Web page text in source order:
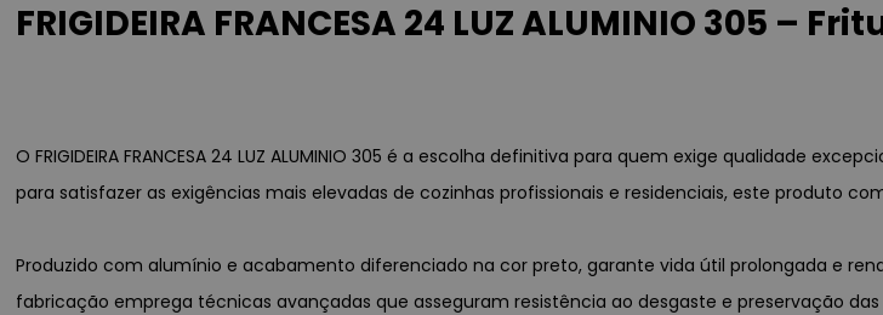
FRIGIDEIRA FRANCESA 24 LUZ ALUMINIO 305 –
O FRIGIDEIRA FRANCESA 24 LUZ ALUMINIO 305 é a escolha definitiva para quem exige qualidade
para satisfazer as exigências mais elevadas de cozinhas profissionais e residenciais, este produto
Produzido com alumínio e acabamento diferenciado na cor preto, garante vida útil prolongada e
fabricação emprega técnicas avançadas que asseguram resistência ao desgaste e preservação